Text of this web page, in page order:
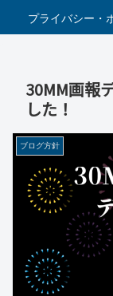
プライバシー・
30MM画報
した！
ブログ方針